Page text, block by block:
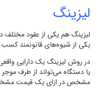
لیزینگ
ليزينگ هم یکی از عقود مختلف
يكي از شيوه‌هاي قانونمند
در روش لیزینگ يك دارايي
یا دستگاه مي‌تواند از طرف
مشخص در ازای یک قیمت